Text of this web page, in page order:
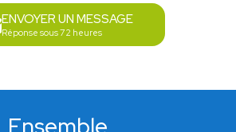
ENVOYER UN MESSAGE
Réponse sous 72 heures